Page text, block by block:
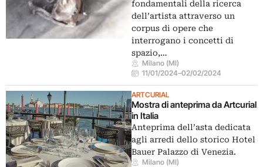
fondamentali della ricerca
dell’artista attraverso un
corpus di opere che
interrogano i concetti di
spazio,…
Milano (MI)
11/01/2024–02/02/2024
ARTCURIAL
Mostra di anteprima da Artcurial
in Italia
Anteprima dell’asta dedicata
agli arredi dello storico Hotel
Bauer Palazzo di Venezia.
Milano (MI)